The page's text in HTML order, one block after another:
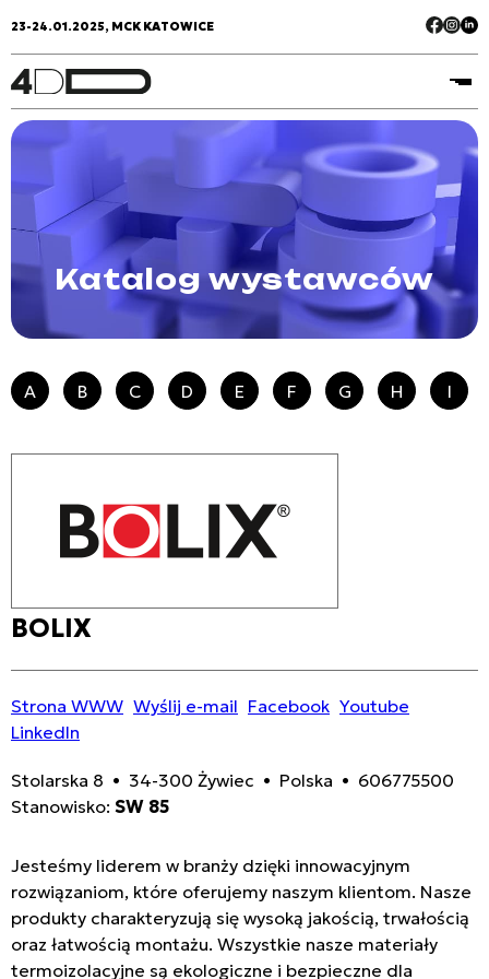
23-24.01.2025, MCK KATOWICE
Katalog wystawców
A B C D E F G H I
BOLIX
Strona WWW Wyślij e-mail Facebook Youtube
LinkedIn
Stolarska 8 • 34-300 Żywiec • Polska • 606775500
Stanowisko: SW 85
Jesteśmy liderem w branży dzięki innowacyjnym
rozwiązaniom, które oferujemy naszym klientom. Nasze
produkty charakteryzują się wysoką jakością, trwałością
oraz łatwością montażu. Wszystkie nasze materiały
termoizolacyjne są ekologiczne i bezpieczne dla